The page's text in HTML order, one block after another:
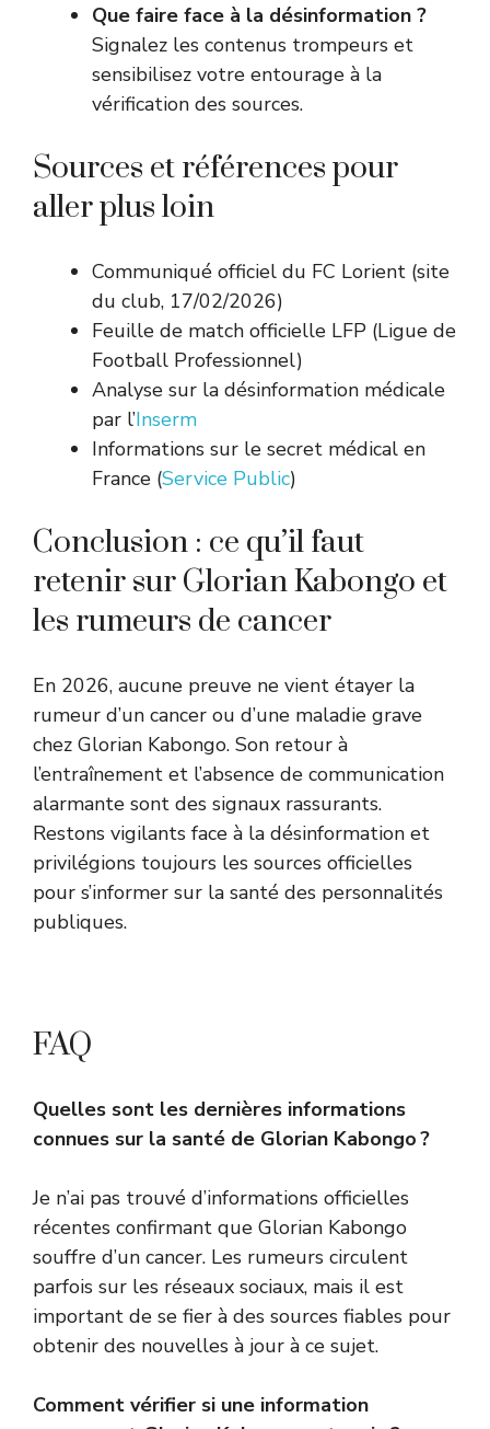
Que faire face à la désinformation ?
Signalez les contenus trompeurs et
sensibilisez votre entourage à la
vérification des sources.
Sources et références pour
aller plus loin
Communiqué officiel du FC Lorient (site
du club, 17/02/2026)
Feuille de match officielle LFP (Ligue de
Football Professionnel)
Analyse sur la désinformation médicale
par l’Inserm
Informations sur le secret médical en
France (Service Public)
Conclusion : ce qu’il faut
retenir sur Glorian Kabongo et
les rumeurs de cancer
En 2026, aucune preuve ne vient étayer la
rumeur d’un cancer ou d’une maladie grave
chez Glorian Kabongo. Son retour à
l’entraînement et l’absence de communication
alarmante sont des signaux rassurants.
Restons vigilants face à la désinformation et
privilégions toujours les sources officielles
pour s’informer sur la santé des personnalités
publiques.
FAQ
Quelles sont les dernières informations
connues sur la santé de Glorian Kabongo ?
Je n’ai pas trouvé d’informations officielles
récentes confirmant que Glorian Kabongo
souffre d’un cancer. Les rumeurs circulent
parfois sur les réseaux sociaux, mais il est
important de se fier à des sources fiables pour
obtenir des nouvelles à jour à ce sujet.
Comment vérifier si une information